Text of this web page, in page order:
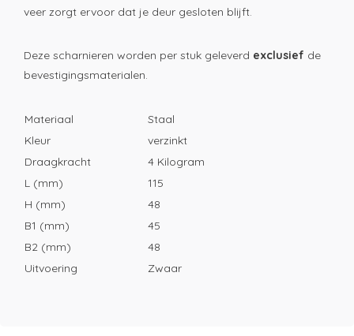
veer zorgt ervoor dat je deur gesloten blijft.
Deze scharnieren worden per stuk geleverd exclusief de
bevestigingsmaterialen.
Materiaal
Staal
Kleur
verzinkt
Draagkracht
4 Kilogram
L (mm)
115
H (mm)
48
B1 (mm)
45
B2 (mm)
48
Uitvoering
Zwaar